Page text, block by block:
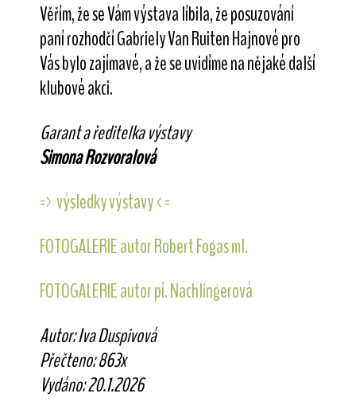
Věřím, že se Vám výstava líbila, že posuzování
paní rozhodčí Gabriely Van Ruiten Hajnové pro
Vás bylo zajímavé, a že se uvidíme na nějaké další
klubové akci.
Garant a ředitelka výstavy
Simona Rozvoralová
=> výsledky výstavy <=
FOTOGALERIE autor Robert Fogas ml.
FOTOGALERIE autor pí. Nachlingerová
Autor: Iva Duspivová
Přečteno: 863x
Vydáno: 20.1.2026